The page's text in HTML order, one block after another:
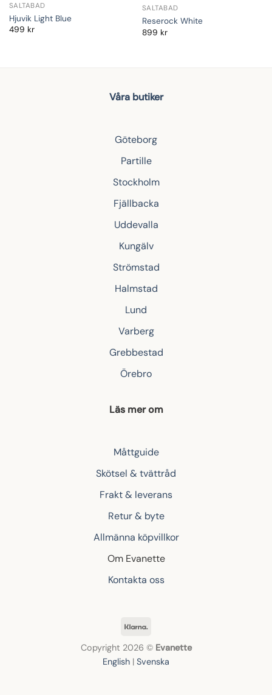
SALTABAD
Hjuvik Light Blue
499 kr
SALTABAD
Reserock White
899 kr
Våra butiker
Göteborg
Partille
Stockholm
Fjällbacka
Uddevalla
Kungälv
Strömstad
Halmstad
Lund
Varberg
Grebbestad
Örebro
Läs mer om
Måttguide
Skötsel & tvättråd
Frakt & leverans
Retur & byte
Allmänna köpvillkor
Om Evanette
Kontakta oss
Copyright 2026 © Evanette
English | Svenska